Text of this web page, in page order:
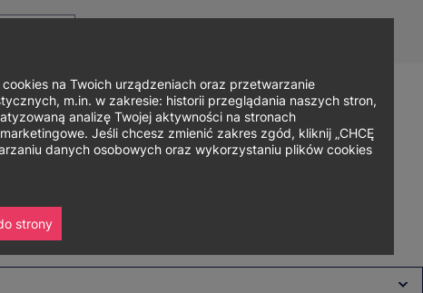
menu
Współpraca Strefa studenta Zapisz się
cookies na Twoich urządzeniach oraz przetwarzanie
m.in. w zakresie: historii przeglądania naszych stron,
analizę Twojej aktywności na stronach
Jeśli chcesz zmienić zakres zgód, kliknij „CHCĘ
danych osobowych oraz wykorzystaniu plików cookies
strony